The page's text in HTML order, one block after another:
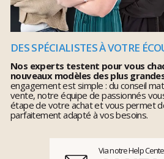
DES SPÉCIALISTES À VOTRE
Nos experts testent pour vous
nouveaux modèles des plus
engagement est simple : du conseil
vente, notre équipe de passionnés
étape de votre achat et vous permet
parfaitement adapté à vos besoins.
Via notre Help